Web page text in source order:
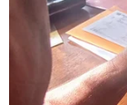
Tỷ phú
công nghệ
09/07/2020 23:00